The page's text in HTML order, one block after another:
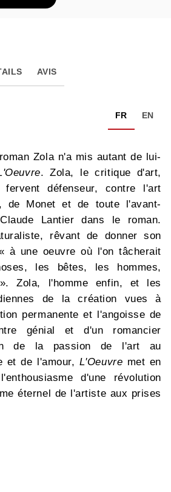
AVIS
FR EN
Zola n'a mis autant de lui-
. Zola, le critique d'art,
défenseur, contre l'art
de Monet et de toute l'avant-
Lantier dans le roman.
rêvant de donner son
à une oeuvre où l'on tâcherait
les bêtes, les hommes,
». Zola, l'homme enfin, et les
de la création vues à
permanente et l'angoisse de
génial et d'un romancier
de la passion de l'art au
et de l'amour, L'Oeuvre met en
d'une révolution
éternel de l'artiste aux prises